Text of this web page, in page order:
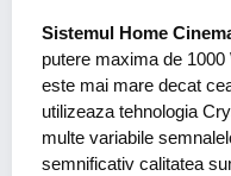
Sistemul Home
putere maxima de
este mai mare decat
utilizeaza tehnologia
multe variabile
semnificativ calitatea